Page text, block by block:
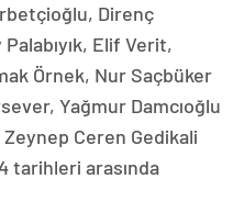
Direnç
Elif Verit,
Örnek, Nur Saçbüker
Yağmur Damcıoğlu
Ceren Gedikali
tarihleri arasında